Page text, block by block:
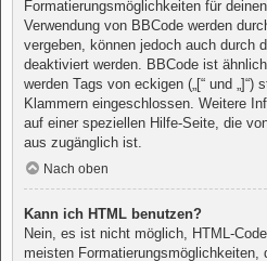
Formatierungsmöglichkeiten für
Verwendung von BBCode werden
vergeben, können jedoch auch durch
deaktiviert werden. BBCode ist
werden Tags von eckigen („[“ und „]“)
Klammern eingeschlossen. Weitere
auf einer speziellen Hilfe-Seite, die
aus zugänglich ist.
Nach oben
Kann ich HTML benutzen?
Nein, es ist nicht möglich, HTML-
meisten Formatierungsmöglichkeiten,